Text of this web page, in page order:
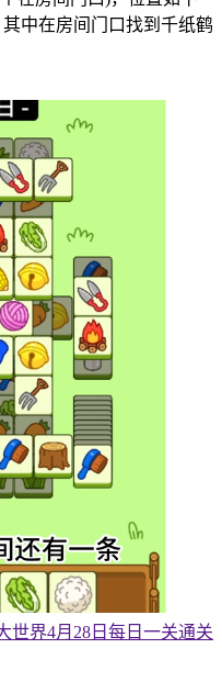
中在房间门口找到千纸鹤
世界4月28日每日一关通关